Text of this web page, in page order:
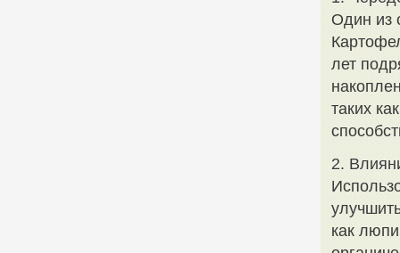
Один из
лет
таких
2.
как